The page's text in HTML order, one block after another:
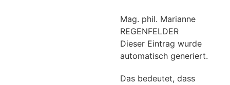
Mag. phil. Marianne
REGENFELDER
Dieser Eintrag wurde
automatisch generiert.
Das bedeutet, dass